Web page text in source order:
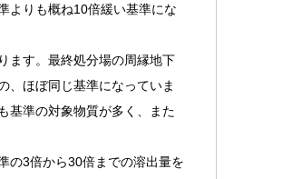
よりも概ね10倍緩い基準にな
ます。最終処分場の周縁地下
、ほぼ同じ基準になっていま
基準の対象物質が多く、また
の3倍から30倍までの溶出量を